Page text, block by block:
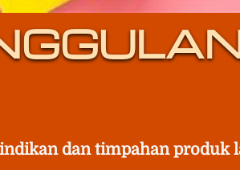
dan timpahan produk